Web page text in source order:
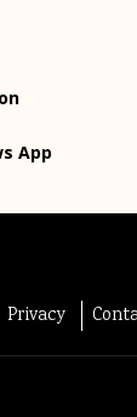
App
Privacy